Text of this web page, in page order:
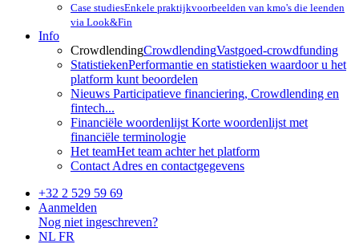
Case studiesEnkele praktijkvoorbeelden van kmo's die leenden
via Look&Fin
Info
CrowdlendingCrowdlendingVastgoed-crowdfunding
StatistiekenPerformantie en statistieken waardoor u het
platform kunt beoordelen
Nieuws Participatieve financiering, Crowdlending en
fintech...
Financiële woordenlijst Korte woordenlijst met
financiële terminologie
Het teamHet team achter het platform
Contact Adres en contactgegevens
+32 2 529 59 69
Aanmelden
Nog niet ingeschreven?
NL FR